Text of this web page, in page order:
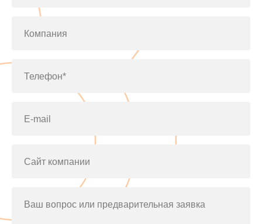
Компания
Телефон*
E-mail
Сайт компании
Ваш вопрос или предварительная заявка